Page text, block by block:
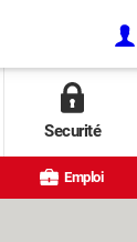
Securité
Emploi